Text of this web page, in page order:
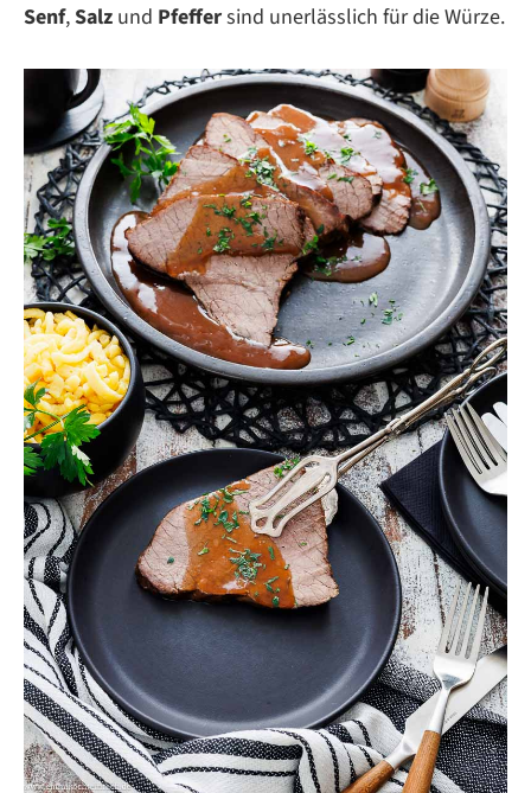
Senf,Salz und Pfeffersind unerlässlich für die Würze.